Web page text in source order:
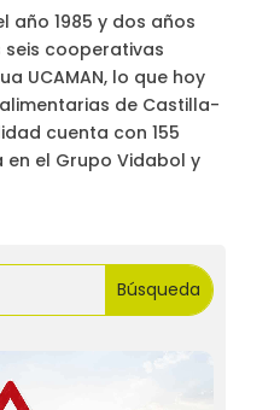
año 1985 y dos años
seis cooperativas
UCAMAN, lo que hoy
de Castilla-
cuenta con 155
el Grupo Vidabol y